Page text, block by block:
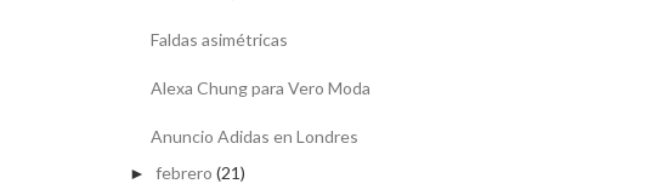
Faldas asimétricas
Alexa Chung para Vero Moda
Anuncio Adidas en Londres
► febrero (21)